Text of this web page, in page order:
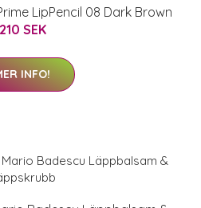
LipPencil 08 Dark Brown
210 SEK
INFO!